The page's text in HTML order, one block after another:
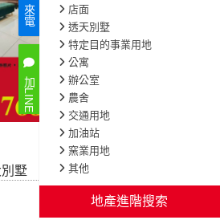
店面
透天別墅
特定目的事業用地
公寓
辦公室
農舍
交通用地
加油站
窯業用地
其他
地產進階搜索
來電
加LINE
墅